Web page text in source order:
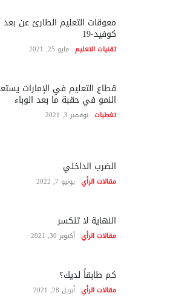
معوقات التعليم الطارئ عن بعد
كوفيد-19
تقنيات التعليم مايو 25, 2021
قطاع التعليم في الإمارات
النمو في حقبة ما بعد الوباء
تغطيات نوفمبر 3, 2021
الضرب الداخلي
مقالات الرأي يونيو 7, 2022
النهاية لا تنكسر
مقالات الرأي أكتوبر 30, 2021
كم طابقاً لديك؟
مقالات الرأي أبريل 28, 2021